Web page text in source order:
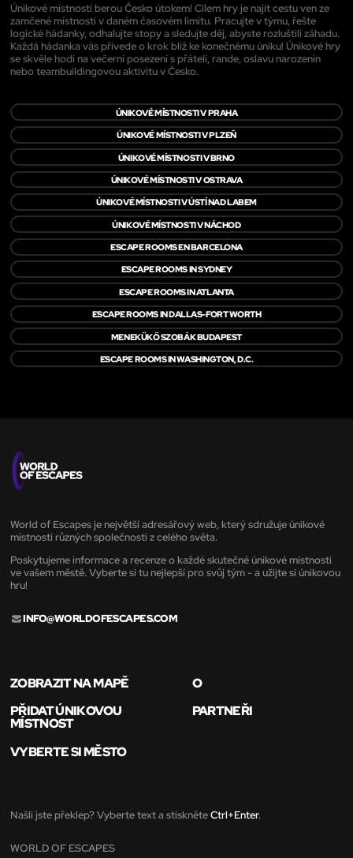
Únikové místnosti berou Česko útokem! Cílem hry je najít cestu ven ze
zamčené místnosti v daném časovém limitu. Pracujte v týmu, řešte
logické hádanky, odhalujte stopy a sledujte děj, abyste rozluštili záhadu.
Každá hádanka vás přivede o krok blíž ke konečnému úniku! Únikové hry
se skvěle hodí na večerní posezení s přáteli, rande, oslavu narozenin
nebo teambuildingovou aktivitu v Česko.
ÚNIKOVÉ MÍSTNOSTI V PRAHA
ÚNIKOVÉ MÍSTNOSTI V PLZEŇ
ÚNIKOVÉ MÍSTNOSTI V BRNO
ÚNIKOVÉ MÍSTNOSTI V OSTRAVA
ÚNIKOVÉ MÍSTNOSTI V ÚSTÍ NAD LABEM
ÚNIKOVÉ MÍSTNOSTI V NÁCHOD
ESCAPE ROOMS EN BARCELONA
ESCAPE ROOMS IN SYDNEY
ESCAPE ROOMS IN ATLANTA
ESCAPE ROOMS IN DALLAS-FORT WORTH
MENEKÜKŐ SZOBÁK BUDAPEST
ESCAPE ROOMS IN WASHINGTON, D.C.
World of Escapes je největší adresářový web, který sdružuje únikové
místnosti různých společností z celého světa.
Poskytujeme informace a recenze o každé skutečné únikové místnosti
ve vašem městě. Vyberte si tu nejlepší pro svůj tým - a užijte si únikovou
hru!
INFO@WORLDOFESCAPES.COM
ZOBRAZIT NA MAPĚ
O
PŘIDAT ÚNIKOVOU
MÍSTNOST
PARTNEŘI
VYBERTE SI MĚSTO
Našli jste překlep? Vyberte text a stiskněteCtrl+Enter.
WORLD OF ESCAPES